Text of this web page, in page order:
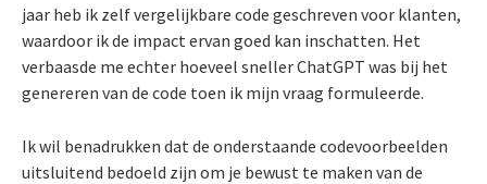
jaar heb ik zelf vergelijkbare code geschreven voor klanten,
waardoor ik de impact ervan goed kan inschatten. Het
verbaasde me echter hoeveel sneller ChatGPT was bij het
genereren van de code toen ik mijn vraag formuleerde.
Ik wil benadrukken dat de onderstaande codevoorbeelden
uitsluitend bedoeld zijn om je bewust te maken van de